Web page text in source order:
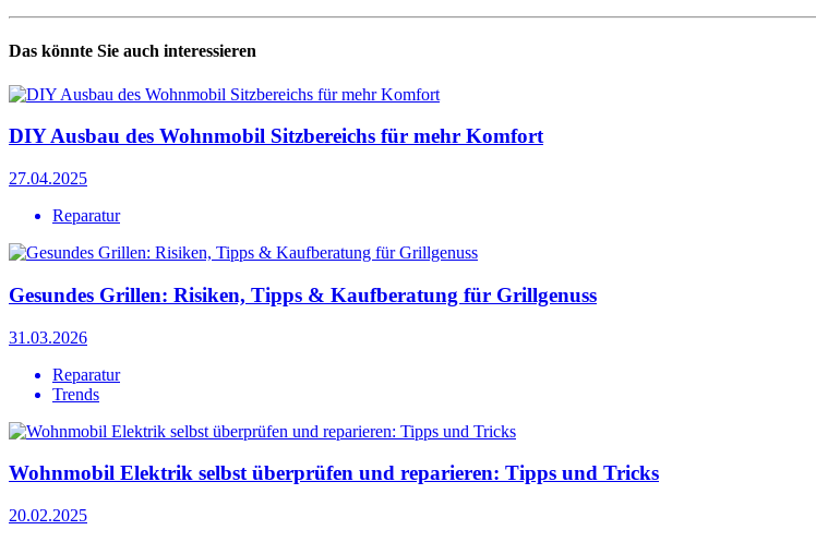
Das könnte Sie auch interessieren
DIY Ausbau des Wohnmobil Sitzbereichs für mehr Komfort
27.04.2025
Reparatur
Gesundes Grillen: Risiken, Tipps & Kaufberatung für Grillgenuss
31.03.2026
Reparatur
Trends
Wohnmobil Elektrik selbst überprüfen und reparieren: Tipps und Tricks
20.02.2025